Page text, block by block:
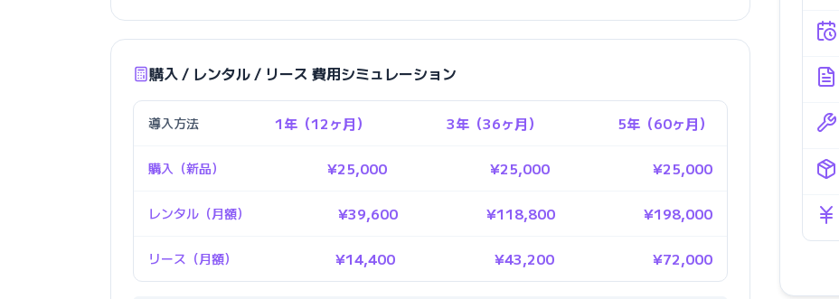
購入 / レンタル / リース 費用シミュレーション
導入方法 1年（12ヶ月） 3年（36ヶ月） 5年（60ヶ月）
購入（新品） ¥25,000 ¥25,000 ¥25,000
レンタル（月額） ¥39,600 ¥118,800 ¥198,000
リース（月額） ¥14,400 ¥43,200 ¥72,000